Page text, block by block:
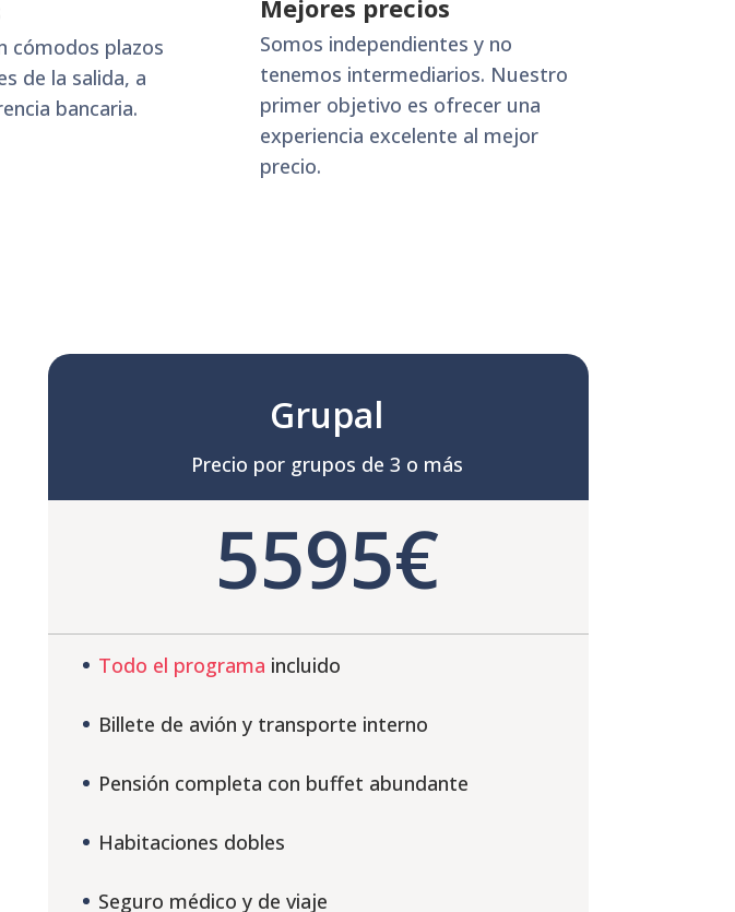
cómodos plazos
de la salida, a
bancaria.
Mejores precios
Somos independientes y no
tenemos intermediarios. Nuestro
primer objetivo es ofrecer una
experiencia excelente al mejor
precio.
Grupal
Precio por grupos de 3 o más
5595€
Todo el programa incluido
Billete de avión y transporte interno
Pensión completa con buffet abundante
Habitaciones dobles
Seguro médico y de viaje